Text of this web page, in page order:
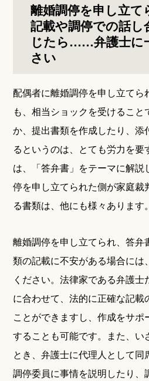
離婚調停を申し立て
記載や調停での話
じたら……弁護士に
さい
配偶者に離婚調停を申し立てら
も、相当ショックを受けるこ
か、提出書類を作成したり、添
るというのは、とても労力を
は、「答弁書」をテーマに解説
停を申し立てられた側が家庭裁
る書類は、他にも様々あります。
離婚調停を申し立てられ、答
類の記載に不安がある場合には
ください。法律家である弁護
に合わせて、法的に正確な記載
ことができますし、作成をサ
することも可能です。また、い
とき、弁護士に代理人として同
調停委員に事情を説明したり